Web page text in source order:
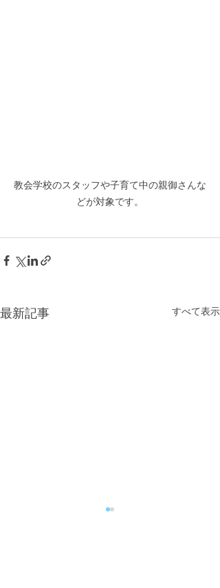
教会学校のスタッフや子育て中の親御さんな
どが対象です。
最新記事 すべて表示